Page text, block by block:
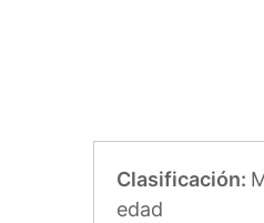
Clasificación:
edad